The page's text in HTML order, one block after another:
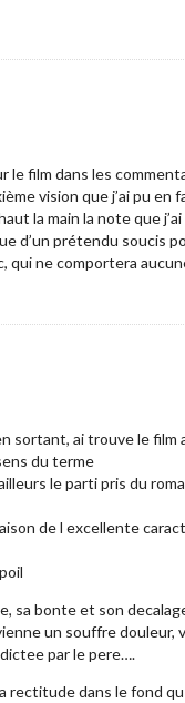
film dans les
vision que j’ai pu
la main la note que
d’un prétendu soucis
qui ne comportera
sortant, ai trouve le film
du terme
le parti pris du
de l excellente
sa bonte et son
un souffre
par le pere….
rectitude dans le fond